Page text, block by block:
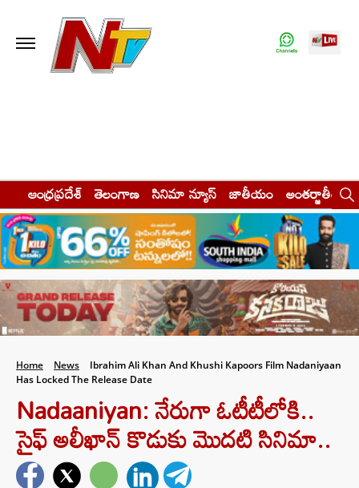
ఆంధ్రప్రదేశ్ తెలంగాణ సినిమా న్యూస్ జాతీయం అంతర్జాతీయం
Home News
Ibrahim Ali Khan And Khushi Kapoors Film Nadaniyaan
Has Locked The Release Date
Nadaaniyan: నేరుగా ఓటీటీలోకి..
సైఫ్‌ అలీఖాన్‌ కొడుకు మొదటి సినిమా..